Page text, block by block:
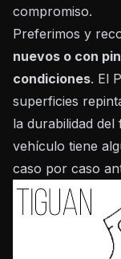
compromiso.
Preferimos y
nuevos o con
condiciones. El
superficies
la durabilidad
vehículo tiene
caso por caso